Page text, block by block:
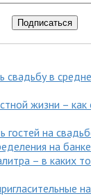
свадьбу в
жизни – как
гостей на
на
– в каких